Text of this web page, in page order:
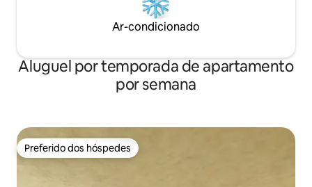
Ar-condicionado
Aluguel por temporada de apartamento
por semana
Preferido dos hóspedes
Preferido dos hóspedes